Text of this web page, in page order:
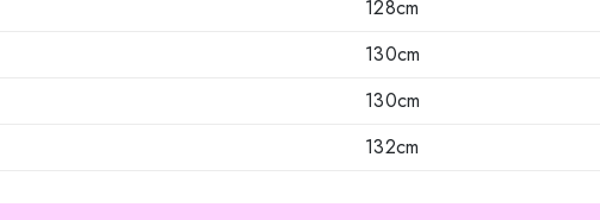
128cm
130cm
130cm
132cm